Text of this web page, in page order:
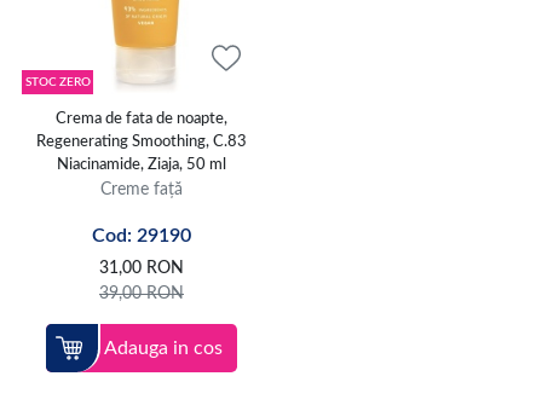
STOC ZERO
Crema de fata de noapte,
Regenerating Smoothing, C.83
Niacinamide, Ziaja, 50 ml
Creme față
Cod: 29190
31,00 RON
39,00RON
Adauga in cos